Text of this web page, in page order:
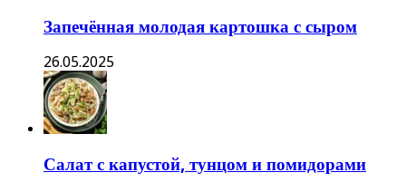
Запечённая молодая картошка с сыром
26.05.2025
Салат с капустой, тунцом и помидорами